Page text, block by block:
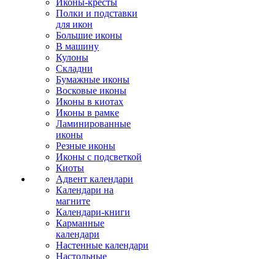
Иконы-кресты
Полки и подставки
для икон
Большие иконы
В машину
Кулоны
Складни
Бумажные иконы
Восковые иконы
Иконы в киотах
Иконы в рамке
Ламинированные
иконы
Резные иконы
Иконы с подсветкой
Киоты
Адвент календари
Календари на
магните
Календари-книги
Карманные
календари
Настенные календари
Настольные